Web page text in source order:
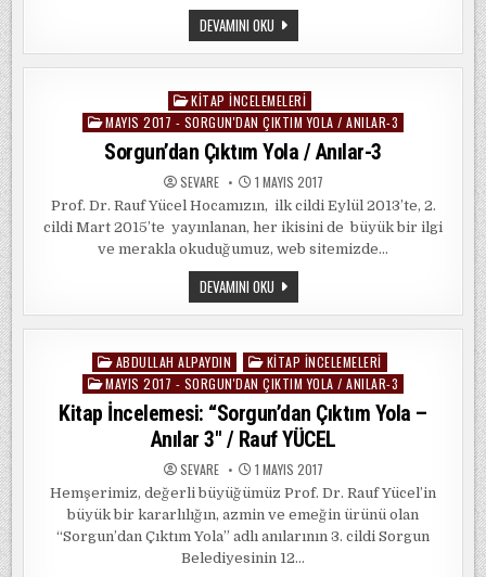
DEVAMINI OKUKITAP
İNCELEMESI:
“SORGUNLU
SIDKI
DIVANI”
/
BAYRAM
DURBILMEZ
Posted
in
KITAP İNCELEMELERI
MAYIS 2017 - SORGUN'DAN ÇIKTIM YOLA / ANILAR-3
Sorgun’dan Çıktım Yola / Anılar-3
SEVARE 1 MAYIS 2017
Prof. Dr. Rauf Yücel Hocamızın, ilk cildi Eylül 2013’te, 2.
cildi Mart 2015’te yayınlanan, her ikisini de büyük bir ilgi
ve merakla okuduğumuz, web sitemizde…
DEVAMINI OKUSORGUN’DAN
ÇIKTIM
YOLA
/
3
Posted
in
ABDULLAH ALPAYDIN
KITAP İNCELEMELERI
MAYIS 2017 - SORGUN'DAN ÇIKTIM YOLA / ANILAR-3
Kitap İncelemesi: “Sorgun’dan Çıktım Yola –
Anılar 3″ / Rauf YÜCEL
SEVARE 1 MAYIS 2017
Hemşerimiz, değerli büyüğümüz Prof. Dr. Rauf Yücel’in
büyük bir kararlılığın, azmin ve emeğin ürünü olan
“Sorgun’dan Çıktım Yola” adlı anılarının 3. cildi Sorgun
Belediyesinin 12…